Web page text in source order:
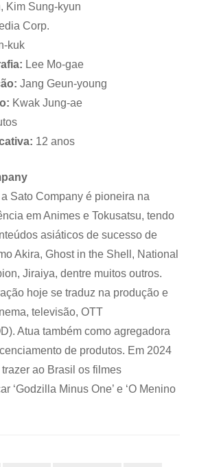
Kim Sung-kyun
Corp.
kuk
Lee Mo-gae
Jang Geun-young
Kwak Jung-ae
12 anos
Sato Company é pioneira na
em Animes e Tokusatsu, tendo
asiáticos de sucesso de
Akira, Ghost in the Shell, National
Jiraiya, dentre muitos outros.
hoje se traduz na produção e
televisão, OTT
Atua também como agregadora
de produtos. Em 2024
ao Brasil os filmes
‘Godzilla Minus One’ e ‘O Menino